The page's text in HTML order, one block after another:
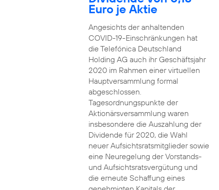
Euro je Aktie
Angesichts der anhaltenden
COVID-19-Einschränkungen hat
die Telefónica Deutschland
Holding AG auch ihr Geschäftsjahr
2020 im Rahmen einer virtuellen
Hauptversammlung formal
abgeschlossen.
Tagesordnungspunkte der
Aktionärsversammlung waren
insbesondere die Auszahlung der
Dividende für 2020, die Wahl
neuer Aufsichtsratsmitglieder sowie
eine Neuregelung der Vorstands-
und Aufsichtsratsvergütung und
die erneute Schaffung eines